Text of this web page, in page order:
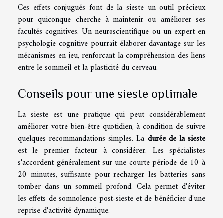
Ces effets conjugués font de la sieste un outil précieux
pour quiconque cherche à maintenir ou améliorer ses
facultés cognitives. Un neuroscientifique ou un expert en
psychologie cognitive pourrait élaborer davantage sur les
mécanismes en jeu, renforçant la compréhension des liens
entre le sommeil et la plasticité du cerveau.
Conseils pour une sieste optimale
La sieste est une pratique qui peut considérablement
améliorer votre bien-être quotidien, à condition de suivre
quelques recommandations simples. La durée de la sieste
est le premier facteur à considérer. Les spécialistes
s'accordent généralement sur une courte période de 10 à
20 minutes, suffisante pour recharger les batteries sans
tomber dans un sommeil profond. Cela permet d'éviter
les effets de somnolence post-sieste et de bénéficier d'une
reprise d'activité dynamique.